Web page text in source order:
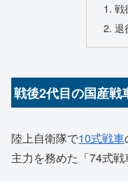
戦
退
戦後2代目の国産戦
陸上自衛隊で10式戦車
主力を務めた「74式戦